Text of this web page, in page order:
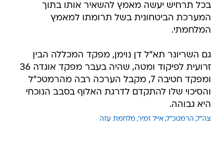
בכל תרחיש יעשה מאמץ להשאיר אותו בתוך
המערכת הביטחונית בשל תרומתו למאמץ
המלחמתי.
גם השריונר תא"ל דן נוימן, מפקד המכללה הבין
זרועית לפיקוד ומטה, שהיה בעבר מפקד אוגדה 36
ומפקד חטיבה 7, מקבל הערכה רבה מהרמטכ"ל
והסיכוי שלו להתקדם לדרגת האלוף בסבב הנוכחי
היא גבוהה.
צה"ל הרמטכ"ל אייל זמיר מלחמת עזה